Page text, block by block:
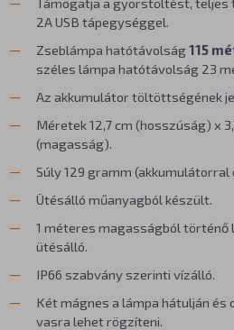
2A USB tápegységgel.
Zseblámpa hatótávolság115
széles lámpa hatótávolság 23
Az akkumulátor töltöttségének
Méretek 12,7 cm (hosszúság) x
(magasság).
Súly 129 gramm
Ütésálló műanyagból készült.
1 méteres magasságból történő
ütésálló.
IP66 szabvány szerinti vízálló.
Két mágnes a lámpa hátulján és
vasra lehet rögzíteni.